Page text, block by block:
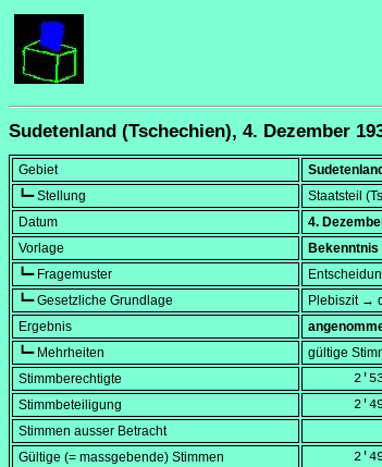
Sudetenland (Tschechien), 4. Dezember
Gebiet
┗━ Stellung
Staatsteil
Datum
4.
Vorlage
┗━ Fragemuster
┗━ Gesetzliche Grundlage
Plebiszit →
Ergebnis
┗━ Mehrheiten
gültige
Stimmberechtigte
Stimmbeteiligung
Stimmen ausser Betracht
Gültige (= massgebende) Stimmen